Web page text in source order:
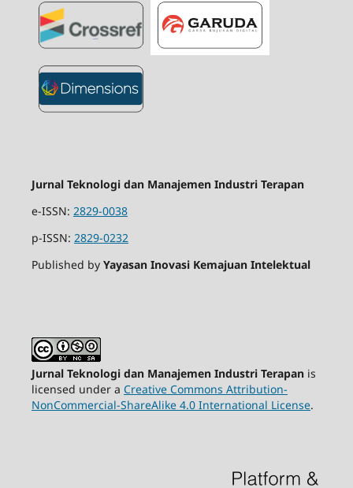
Jurnal Teknologi dan Manajemen Industri Terapan
e-ISSN: 2829-0038
p-ISSN: 2829-0232
Published by Yayasan Inovasi Kemajuan Intelektual
Jurnal Teknologi dan Manajemen Industri Terapanis
licensed under a Creative Commons Attribution-
NonCommercial-ShareAlike 4.0 International License.